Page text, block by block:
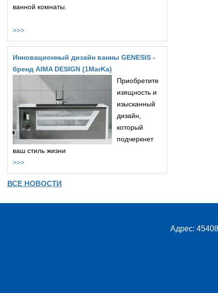
ванной комнаты.
>>>
Инновационный дизайн ванны GENESIS -
бренд AIMA DESIGN (1MarKa)
Приобретите
изящность и
изысканный
дизайн,
который
подчеркнет
ваш стиль жизни
>>>
ВСЕ НОВОСТИ
Адрес: